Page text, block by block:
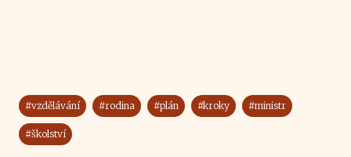
#vzdělávání #rodina #plán #kroky #ministr
#školství